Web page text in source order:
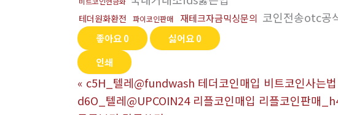
테더원화환전 파이코인판매 재테크자금믹싱문의 코인전송otc공
좋아요0 싫어요0
인쇄
« c5H_텔레@fundwash 테더코인매입 비트코인사는
d6O_텔레@UPCOIN24 리플코인매입 리플코인판매